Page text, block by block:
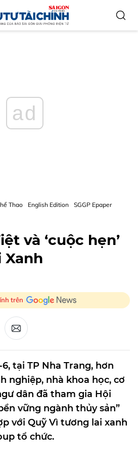
ad
Thao English Edition SGGP Epaper
và ‘cuộc hẹn’
Xanh
trên
tại TP Nha Trang, hơn
nghiệp, nhà khoa học, cơ
dân đã tham gia Hội
vững ngành thủy sản”
với Quỹ Vì tương lai xanh
tổ chức.